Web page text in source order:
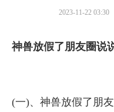
2023-11-22 03:30
神兽放假了朋友圈说
(一)、神兽放假了朋